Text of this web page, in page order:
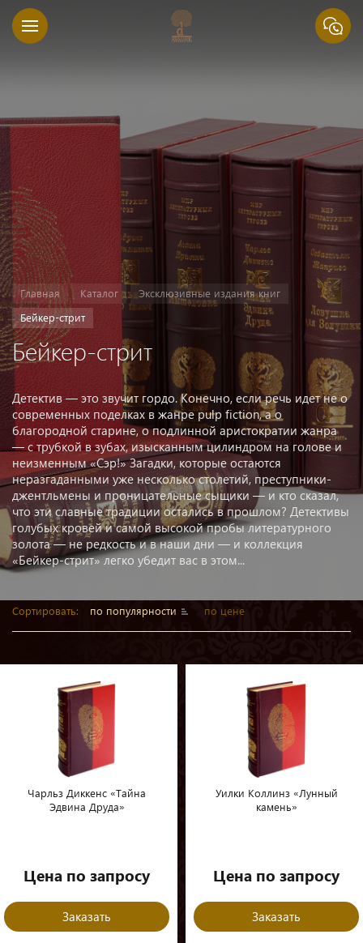
Главная Каталог
Эксклюзивные издания книг
Бейкер-стрит
Бейкер-стрит
Детектив — это звучит гордо. Конечно, если речь идет не о
современных поделках в жанре pulp fiction, а о
благородной старине, о подлинной аристократии жанра
— с трубкой в зубах, изысканным цилиндром на голове и
неизменным «Сэр!» Загадки, которые остаются
неразгаданными уже несколько столетий, преступники-
джентльмены и проницательные сыщики — и кто сказал,
что эти славные традиции остались в прошлом? Детективы
голубых кровей и самой высокой пробы литературного
золота — не редкость и в наши дни — и коллекция
«Бейкер-cтрит» легко убедит вас в этом...
Сортировать: по популярности по цене
Чарльз Диккенс «Тайна
Эдвина Друда»
Цена по запросу
Заказать
Уилки Коллинз «Лунный
камень»
Цена по запросу
Заказать